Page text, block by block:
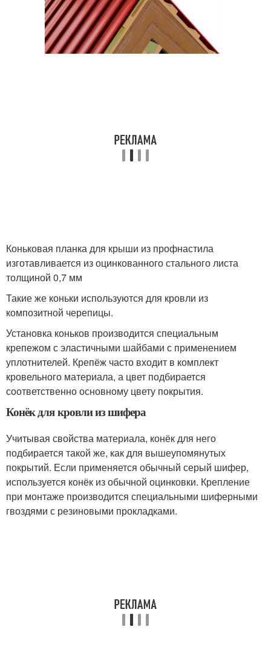
Коньковая планка для крыши из профнастила
изготавливается из оцинкованного стального листа
толщиной 0,7 мм
Такие же коньки используются для кровли из
композитной черепицы.
Установка коньков производится специальным
крепежом с эластичными шайбами с применением
уплотнителей. Крепёж часто входит в комплект
кровельного материала, а цвет подбирается
соответственно основному цвету покрытия.
Конёк для кровли из шифера
Учитывая свойства материала, конёк для него
подбирается такой же, как для вышеупомянутых
покрытий. Если применяется обычный серый шифер,
используется конёк из обычной оцинковки. Крепление
при монтаже производится специальными шиферными
гвоздями с резиновыми прокладками.